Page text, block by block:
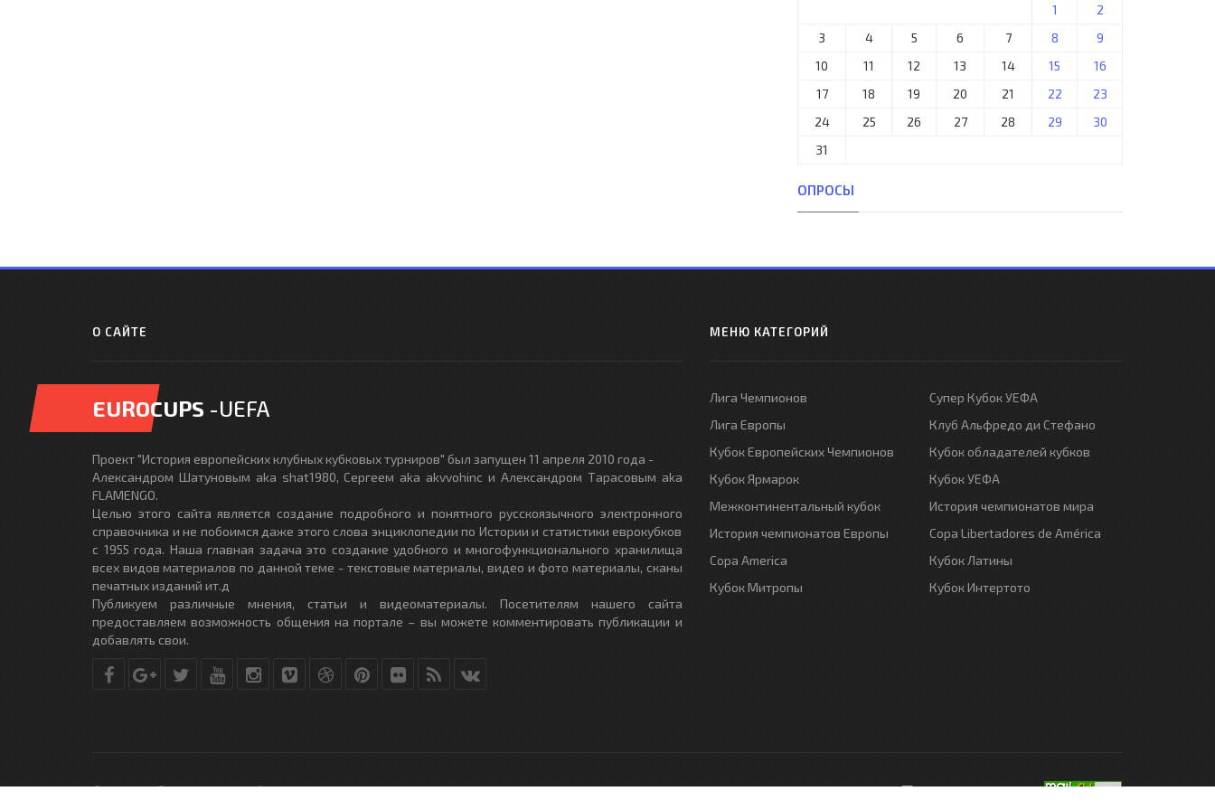
1
2
3
4 5 6 7 8
9
10
11 12 13 14 15
16
17
18 19 20 21 22
23
24
25 26 27 28 29
30
31
ОПРОСЫ
О САЙТЕ
EUROCUPS -UEFA
Проект "История европейских клубных кубковых турниров" был запущен 11 апреля 2010 года -
Александром Шатуновым aka shat1980, Сергеем aka akvvohinc и Александром Тарасовым aka
FLAMENGO.
Целью этого сайта является создание подробного и понятного русскоязычного электронного
справочника и не побоимся даже этого слова энциклопедии по Истории и статистики еврокубков
с 1955 года. Наша главная задача это создание удобного и многофункционального хранилища
всех видов материалов по данной теме - текстовые материалы, видео и фото материалы, сканы
печатных изданий ит.д
Публикуем различные мнения, статьи и видеоматериалы. Посетителям нашего сайта
предоставляем возможность общения на портале – вы можете комментировать публикации и
добавлять свои.
МЕНЮ КАТЕГОРИЙ
Лига Чемпионов
Лига Европы
Кубок Европейских Чемпионов
Кубок Ярмарок
Межконтинентальный кубок
История чемпионатов Европы
Copa America
Кубок Митропы
Супер Кубок УЕФА
Клуб Альфредо ди Стефано
Кубок обладателей кубков
Кубок УЕФА
История чемпионатов мира
Copa Libertadores de América
Кубок Латины
Кубок Интертото
© Copyright © 2010-2017. Разработано студиейDLE-THEME.RU- All Rights Reserved.